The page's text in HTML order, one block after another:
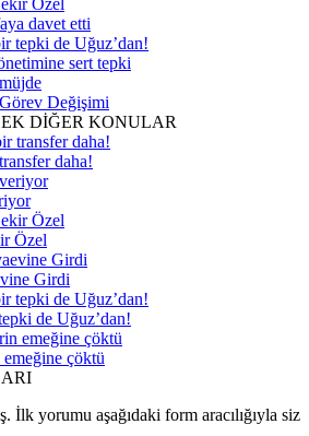
DİĞER KONULAR
daha!
Özel
Girdi
de Uğuz’dan!
çöktü
İlk yorumu aşağıdaki form aracılığıyla siz